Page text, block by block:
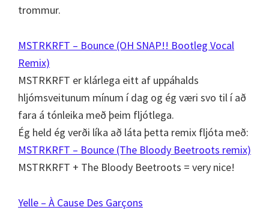
trommur.
MSTRKRFT – Bounce (OH SNAP!! Bootleg Vocal
Remix)
MSTRKRFT er klárlega eitt af uppáhalds
hljómsveitunum mínum í dag og ég væri svo til í að
fara á tónleika með þeim fljótlega.
Ég held ég verði líka að láta þetta remix fljóta með:
MSTRKRFT – Bounce (The Bloody Beetroots remix)
MSTRKRFT + The Bloody Beetroots = very nice!
Yelle – À Cause Des Garçons